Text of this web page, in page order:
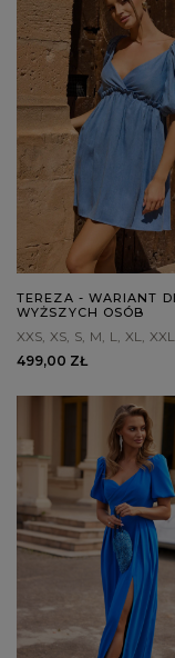
TEREZA - WARIANT
WYŻSZYCH OSÓB
XXS XS S M L XL XXL
499,00 ZŁ